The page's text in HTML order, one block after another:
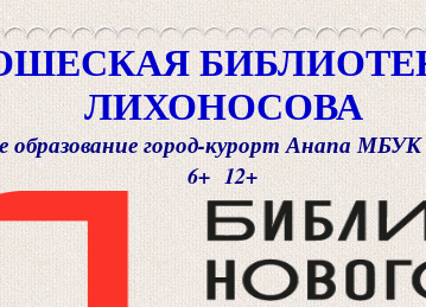
ЛИХОНОСОВА
образование город-курорт Анапа
6+ 12+